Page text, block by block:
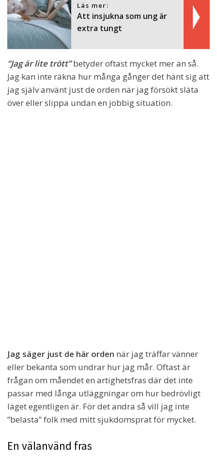
Läs mer:
Att insjukna som ung är
extra tungt
”Jag är lite trött” betyder oftast mycket mer än så.
Jag kan inte räkna hur många gånger det hänt sig att
jag själv använt just de orden när jag försökt släta
över eller slippa undan en jobbig situation.
Jag säger just de här orden när jag träffar vänner
eller bekanta som undrar hur jag mår. Oftast är
frågan om måendet en artighetsfras där det inte
passar med långa utläggningar om hur bedrövligt
läget egentligen är. För det andra så vill jag inte
”belasta” folk med mitt sjukdomsprat för mycket.
En välanvänd fras